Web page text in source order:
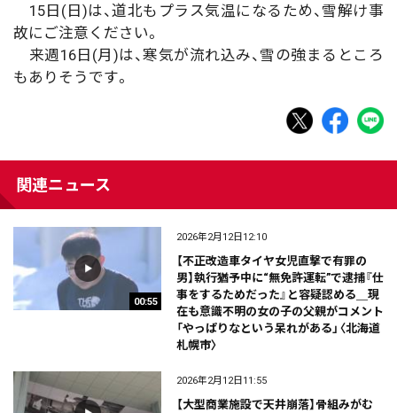
15日(日)は、道北もプラス気温になるため、雪解け事
故にご注意ください。
来週16日(月)は、寒気が流れ込み、雪の強まるところ
もありそうです。
関連ニュース
00:55
2026年2月12日12:10
【不正改造車タイヤ女児直撃で有罪の
男】執行猶予中に“無免許運転”で逮捕『仕
事をするためだった』と容疑認める＿現
在も意識不明の女の子の父親がコメント
「やっぱりなという呆れがある」〈北海道
札幌市〉
2026年2月12日11:55
【大型商業施設で天井崩落】骨組みがむ